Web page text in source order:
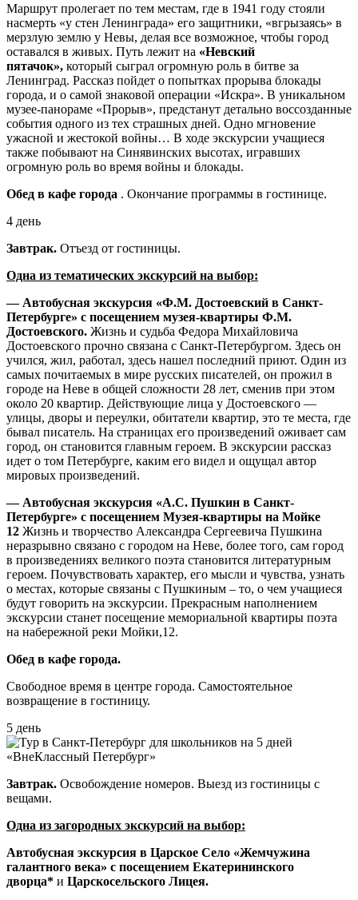
Маршрут пролегает по тем местам, где в 1941 году стояли
насмерть «у стен Ленинграда» его защитники, «вгрызаясь» в
мерзлую землю у Невы, делая все возможное, чтобы город
оставался в живых. Путь лежит на «Невский
пятачок», который сыграл огромную роль в битве за
Ленинград. Рассказ пойдет о попытках прорыва блокады
города, и о самой знаковой операции «Искра». В уникальном
музее-панораме «Прорыв», предстанут детально воссозданные
события одного из тех страшных дней. Одно мгновение
ужасной и жестокой войны… В ходе экскурсии учащиеся
также побывают на Синявинских высотах, игравших
огромную роль во время войны и блокады.
Обед в кафе города . Окончание программы в гостинице.
4 день
Завтрак. Отъезд от гостиницы.
Одна из тематических экскурсий на выбор:
— Автобусная экскурсия «Ф.М. Достоевский в Санкт-
Петербурге» с посещением музея-квартиры Ф.М.
Достоевского. Жизнь и судьба Федора Михайловича
Достоевского прочно связана с Санкт-Петербургом. Здесь он
учился, жил, работал, здесь нашел последний приют. Один из
самых почитаемых в мире русских писателей, он прожил в
городе на Неве в общей сложности 28 лет, сменив при этом
около 20 квартир. Действующие лица у Достоевского —
улицы, дворы и переулки, обитатели квартир, это те места, где
бывал писатель. На страницах его произведений оживает сам
город, он становится главным героем. В экскурсии рассказ
идет о том Петербурге, каким его видел и ощущал автор
мировых произведений.
— Автобусная экскурсия «А.С. Пушкин в Санкт-
Петербурге» с посещением Музея-квартиры на Мойке
12 Жизнь и творчество Александра Сергеевича Пушкина
неразрывно связано с городом на Неве, более того, сам город
в произведениях великого поэта становится литературным
героем. Почувствовать характер, его мысли и чувства, узнать
о местах, которые связаны с Пушкиным – то, о чем учащиеся
будут говорить на экскурсии. Прекрасным наполнением
экскурсии станет посещение мемориальной квартиры поэта
на набережной реки Мойки,12.
Обед в кафе города.
Свободное время в центре города. Самостоятельное
возвращение в гостиницу.
5 день
Завтрак. Освобождение номеров. Выезд из гостиницы с
вещами.
Одна из загородных экскурсий на выбор:
Автобусная экскурсия в Царское Село «Жемчужина
галантного века» с посещением Екатерининского
дворца* и Царскосельского Лицея.